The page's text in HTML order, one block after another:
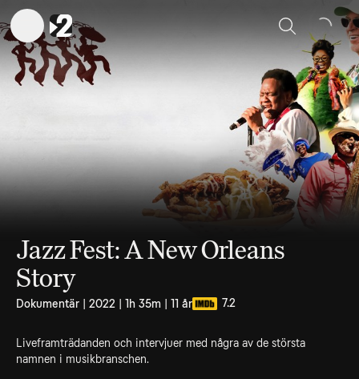
Sök
Jazz Fest: A New Orleans
Story
Dokumentär | 2022 | 1h 35m | 11 år 7.2
Liveframträdanden och intervjuer med några av de största
namnen i musikbranschen.